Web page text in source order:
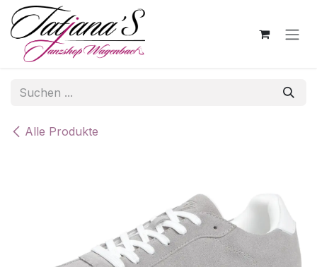
Zum Inhalt springen
Alle Produkte